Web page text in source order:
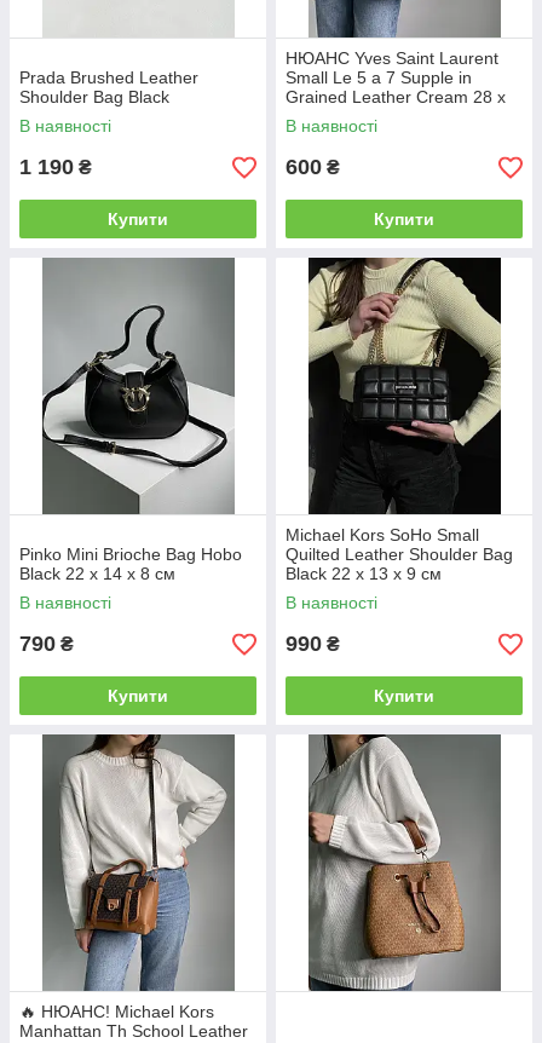
Prada Brushed Leather
Shoulder Bag Black
В наявності
1 190 ₴
Купити
НЮАНС Yves Saint Laurent
Small Le 5 a 7 Supple in
Grained Leather Cream 28 х
28 х 8 см
В наявності
600 ₴
Купити
Pinko Mini Brioche Bag Hobo
Black 22 x 14 x 8 см
В наявності
790 ₴
Купити
Michael Kors SoHo Small
Quilted Leather Shoulder Bag
Black 22 х 13 х 9 см
В наявності
990 ₴
Купити
🔥 НЮАНС! Michael Kors
Manhattan Th School Leather